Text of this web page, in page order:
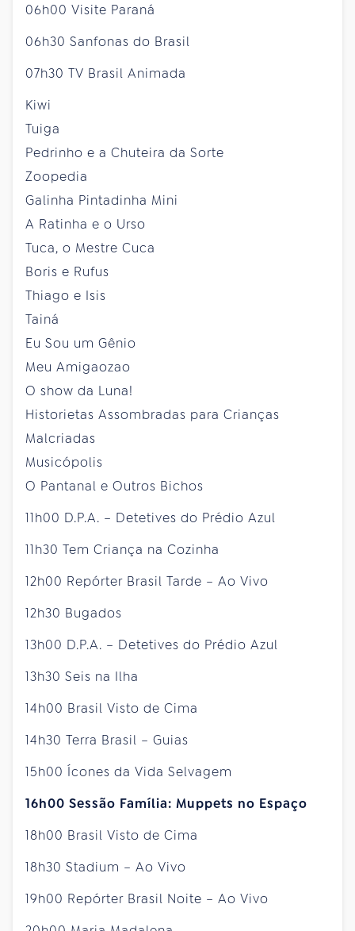
06h00 Visite Paraná
06h30 Sanfonas do Brasil
07h30 TV Brasil Animada
Kiwi
Tuiga
Pedrinho e a Chuteira da Sorte
Zoopedia
Galinha Pintadinha Mini
A Ratinha e o Urso
Tuca, o Mestre Cuca
Boris e Rufus
Thiago e Isis
Tainá
Eu Sou um Gênio
Meu Amigaozao
O show da Luna!
Historietas Assombradas para Crianças
Malcriadas
Musicópolis
O Pantanal e Outros Bichos
11h00 D.P.A. – Detetives do Prédio Azul
11h30 Tem Criança na Cozinha
12h00 Repórter Brasil Tarde – Ao Vivo
12h30 Bugados
13h00 D.P.A. – Detetives do Prédio Azul
13h30 Seis na Ilha
14h00 Brasil Visto de Cima
14h30 Terra Brasil – Guias
15h00 Ícones da Vida Selvagem
16h00 Sessão Família: Muppets no Espaço
18h00 Brasil Visto de Cima
18h30 Stadium – Ao Vivo
19h00 Repórter Brasil Noite – Ao Vivo